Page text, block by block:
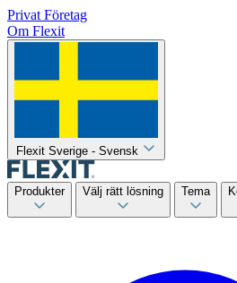
Privat Företag
Om Flexit
Flexit Sverige - Svensk
Produkter Välj rätt lösning Tema